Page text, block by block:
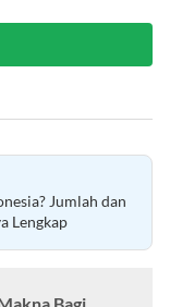
Jumlah dan
Lengkap